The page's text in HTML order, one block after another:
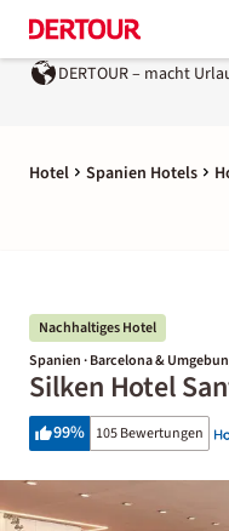
DERTOUR – macht
Hotel Spanien Hotels
Nachhaltiges Hotel
Spanien · Barcelona &
Silken Hotel
99% 105 Bewertungen